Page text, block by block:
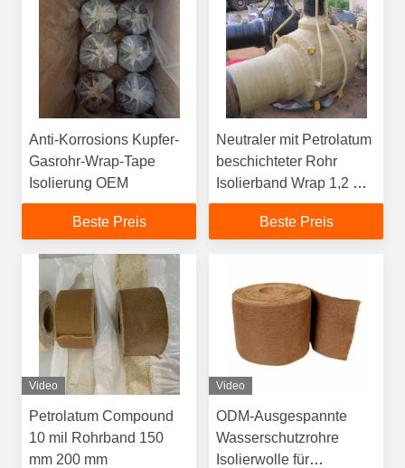
Anti-Korrosions Kupfer-
Gasrohr-Wrap-Tape
Isolierung OEM
Beste Preis
Neutraler mit Petrolatum
beschichteter Rohr
Isolierband Wrap 1,2 mm
OEM
Beste Preis
Video
Petrolatum Compound
10 mil Rohrband 150
mm 200 mm
Video
ODM-Ausgespannte
Wasserschutzrohre
Isolierwolle für